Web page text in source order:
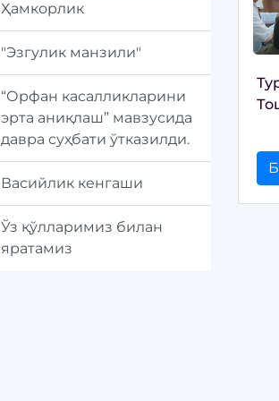
Ҳамкорлик
"Эзгулик манзили"
“Орфан касалликларини
эрта аниқлаш” мавзусида
давра суҳбати ўтказилди.
Васийлик кенгаши
Ўз қўлларимиз билан
яратамиз